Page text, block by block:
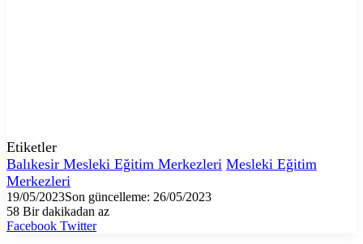
Etiketler
Balıkesir Mesleki Eğitim Merkezleri Mesleki Eğitim
Merkezleri
19/05/2023Son güncelleme: 26/05/2023
58 Bir dakikadan az
Facebook TwitterLinkedIn
Tumblr
Pinterest
Reddit
VKontakte
E-
Yazdır